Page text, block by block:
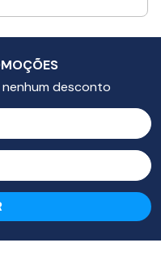
desconto